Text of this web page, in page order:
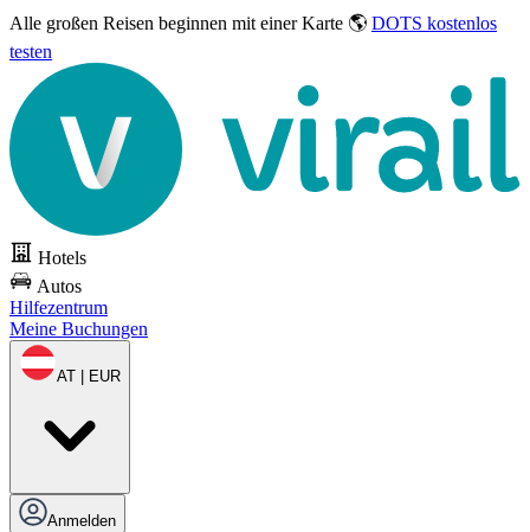
Alle großen Reisen beginnen mit einer Karte 🌎 DOTS kostenlos
testen
Hotels
Autos
Hilfezentrum
Meine Buchungen
AT | EUR
Anmelden